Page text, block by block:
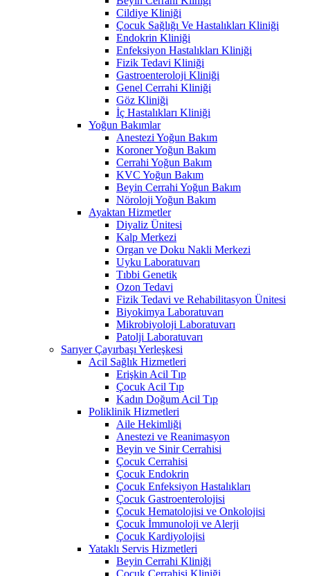
Cildiye Kliniği
Çocuk Sağlığı Ve Hastalıkları Kliniği
Endokrin Kliniği
Enfeksiyon Hastalıkları Kliniği
Fizik Tedavi Kliniği
Gastroenteroloji Kliniği
Genel Cerrahi Kliniği
Göz Kliniği
İç Hastalıkları Kliniği
Yoğun Bakımlar
Anestezi Yoğun Bakım
Koroner Yoğun Bakım
Cerrahi Yoğun Bakım
KVC Yoğun Bakım
Beyin Cerrahi Yoğun Bakım
Nöroloji Yoğun Bakım
Ayaktan Hizmetler
Diyaliz Ünitesi
Kalp Merkezi
Organ ve Doku Nakli Merkezi
Uyku Laboratuvarı
Tıbbi Genetik
Ozon Tedavi
Fizik Tedavi ve Rehabilitasyon Ünitesi
Biyokimya Laboratuvarı
Mikrobiyoloji Laboratuvarı
Patolji Laboratuvarı
Sarıyer Çayırbaşı Yerleşkesi
Acil Sağlık Hizmetleri
Erişkin Acil Tıp
Çocuk Acil Tıp
Kadın Doğum Acil Tıp
Poliklinik Hizmetleri
Aile Hekimliği
Anestezi ve Reanimasyon
Beyin ve Sinir Cerrahisi
Çocuk Cerrahisi
Çocuk Endokrin
Çocuk Enfeksiyon Hastalıkları
Çocuk Gastroenterolojisi
Çocuk Hematolojisi ve Onkolojisi
Çocuk İmmunoloji ve Alerji
Çocuk Kardiyolojisi
Yataklı Servis Hizmetleri
Beyin Cerrahi Kliniği
Çocuk Cerrahisi Kliniği